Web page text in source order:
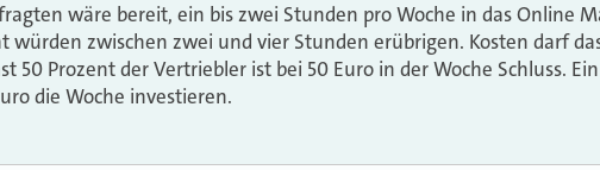
wäre bereit, ein bis zwei Stunden pro Woche in das Online
würden zwischen zwei und vier Stunden erübrigen. Kosten darf
50 Prozent der Vertriebler ist bei 50 Euro in der Woche Schluss.
die Woche investieren.